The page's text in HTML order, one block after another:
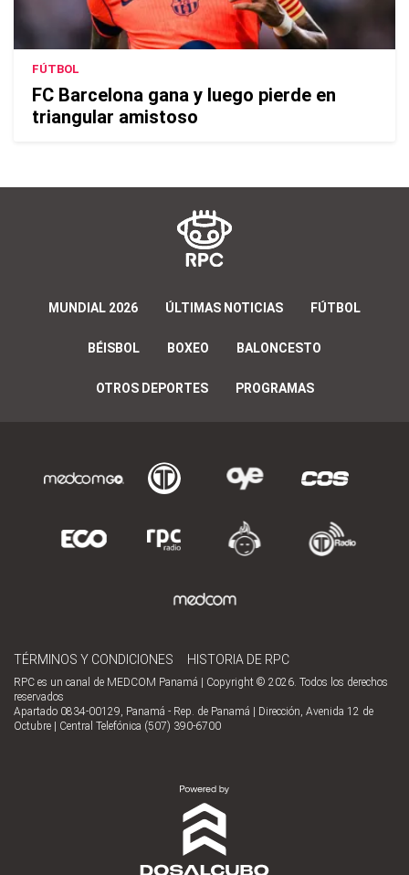
FÚTBOL
FC Barcelona gana y luego pierde en
triangular amistoso
MUNDIAL 2026 ÚLTIMAS NOTICIAS FÚTBOL
BÉISBOL BOXEO BALONCESTO
OTROS DEPORTES PROGRAMAS
TÉRMINOS Y CONDICIONES HISTORIA DE RPC
RPC es un canal de MEDCOM Panamá | Copyright © 2026. Todos los derechos
reservados
Apartado 0834-00129, Panamá - Rep. de Panamá | Dirección, Avenida 12 de
Octubre | Central Telefónica (507) 390-6700